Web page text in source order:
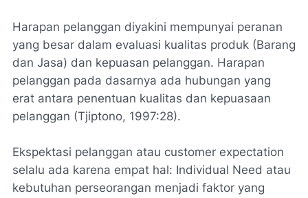
Harapan pelanggan diyakini mempunyai peranan
yang besar dalam evaluasi kualitas produk (Barang
dan Jasa) dan kepuasan pelanggan. Harapan
pelanggan pada dasarnya ada hubungan yang
erat antara penentuan kualitas dan kepuasaan
pelanggan (Tjiptono, 1997:28).
Ekspektasi pelanggan atau customer expectation
selalu ada karena empat hal: Individual Need atau
kebutuhan perseorangan menjadi faktor yang